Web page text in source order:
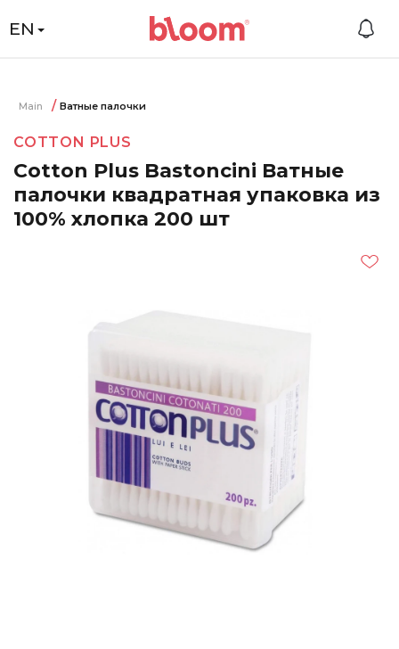
EN
Main Ватные палочки
COTTON PLUS
Cotton Plus Bastoncini Ватные
палочки квадратная упаковка из
100% хлопка 200 шт